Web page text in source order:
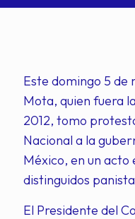
Este domingo 5 de
Mota, quien fuera
2012, tomo
Nacional a la
México, en un acto
distinguidos
El Presidente del